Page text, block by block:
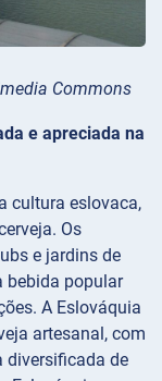
Commons
e apreciada na
cultura eslovaca,
Os
e jardins de
bebida popular
A Eslováquia
artesanal, com
diversificada de